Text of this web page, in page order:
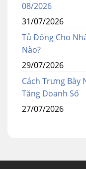
08/2026
31/07/2026
Tủ Đông Cho
Nào?
29/07/2026
Cách Trưng Bày
Tăng Doanh Số
27/07/2026